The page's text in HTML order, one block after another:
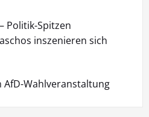
Politik-Spitzen
inszenieren sich
AfD-Wahlveranstaltung